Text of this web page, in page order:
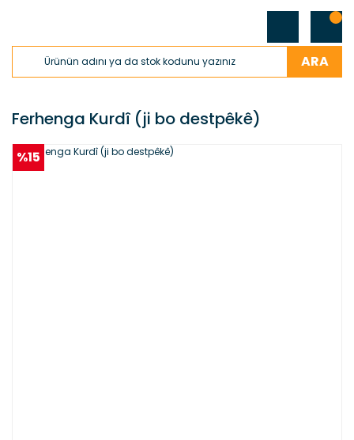
ARA
Ferhenga Kurdî (ji bo destpêkê)
%15